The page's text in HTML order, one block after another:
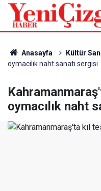
Anasayfa Kültür
oymacılık naht sanatı sergisi
oymacılık naht